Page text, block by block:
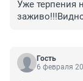
Уже терпения
Гость
6 февраля